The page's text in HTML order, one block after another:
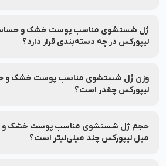
لیپورکس تا تاریخ انقضا درج شده کاملاً
می‌توانید با خیال راحت خرید آنلاین انجام
لیپورکس در چه دسته‌بندی قرار دارد؟
لیپورکس در دسته‌بندی محصولات پوستی /
شوینده صورت قرار دارد.
لیپورکس چقدر است؟
درج شده و در صورت نیاز به‌روزرسانی
میل لیپورکس چند میلی‌لیتر است؟